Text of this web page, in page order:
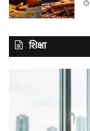
शिक्षा